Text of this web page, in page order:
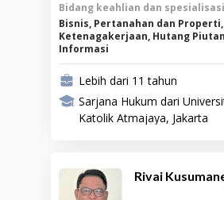
Bidang keahlian dan spesialisasi
Bisnis, Pertanahan dan Properti,
Ketenagakerjaan, Hutang
Informasi
Lebih dari 11 tahun
Sarjana Hukum dari
Katolik Atmajaya, Jakarta
Rivai